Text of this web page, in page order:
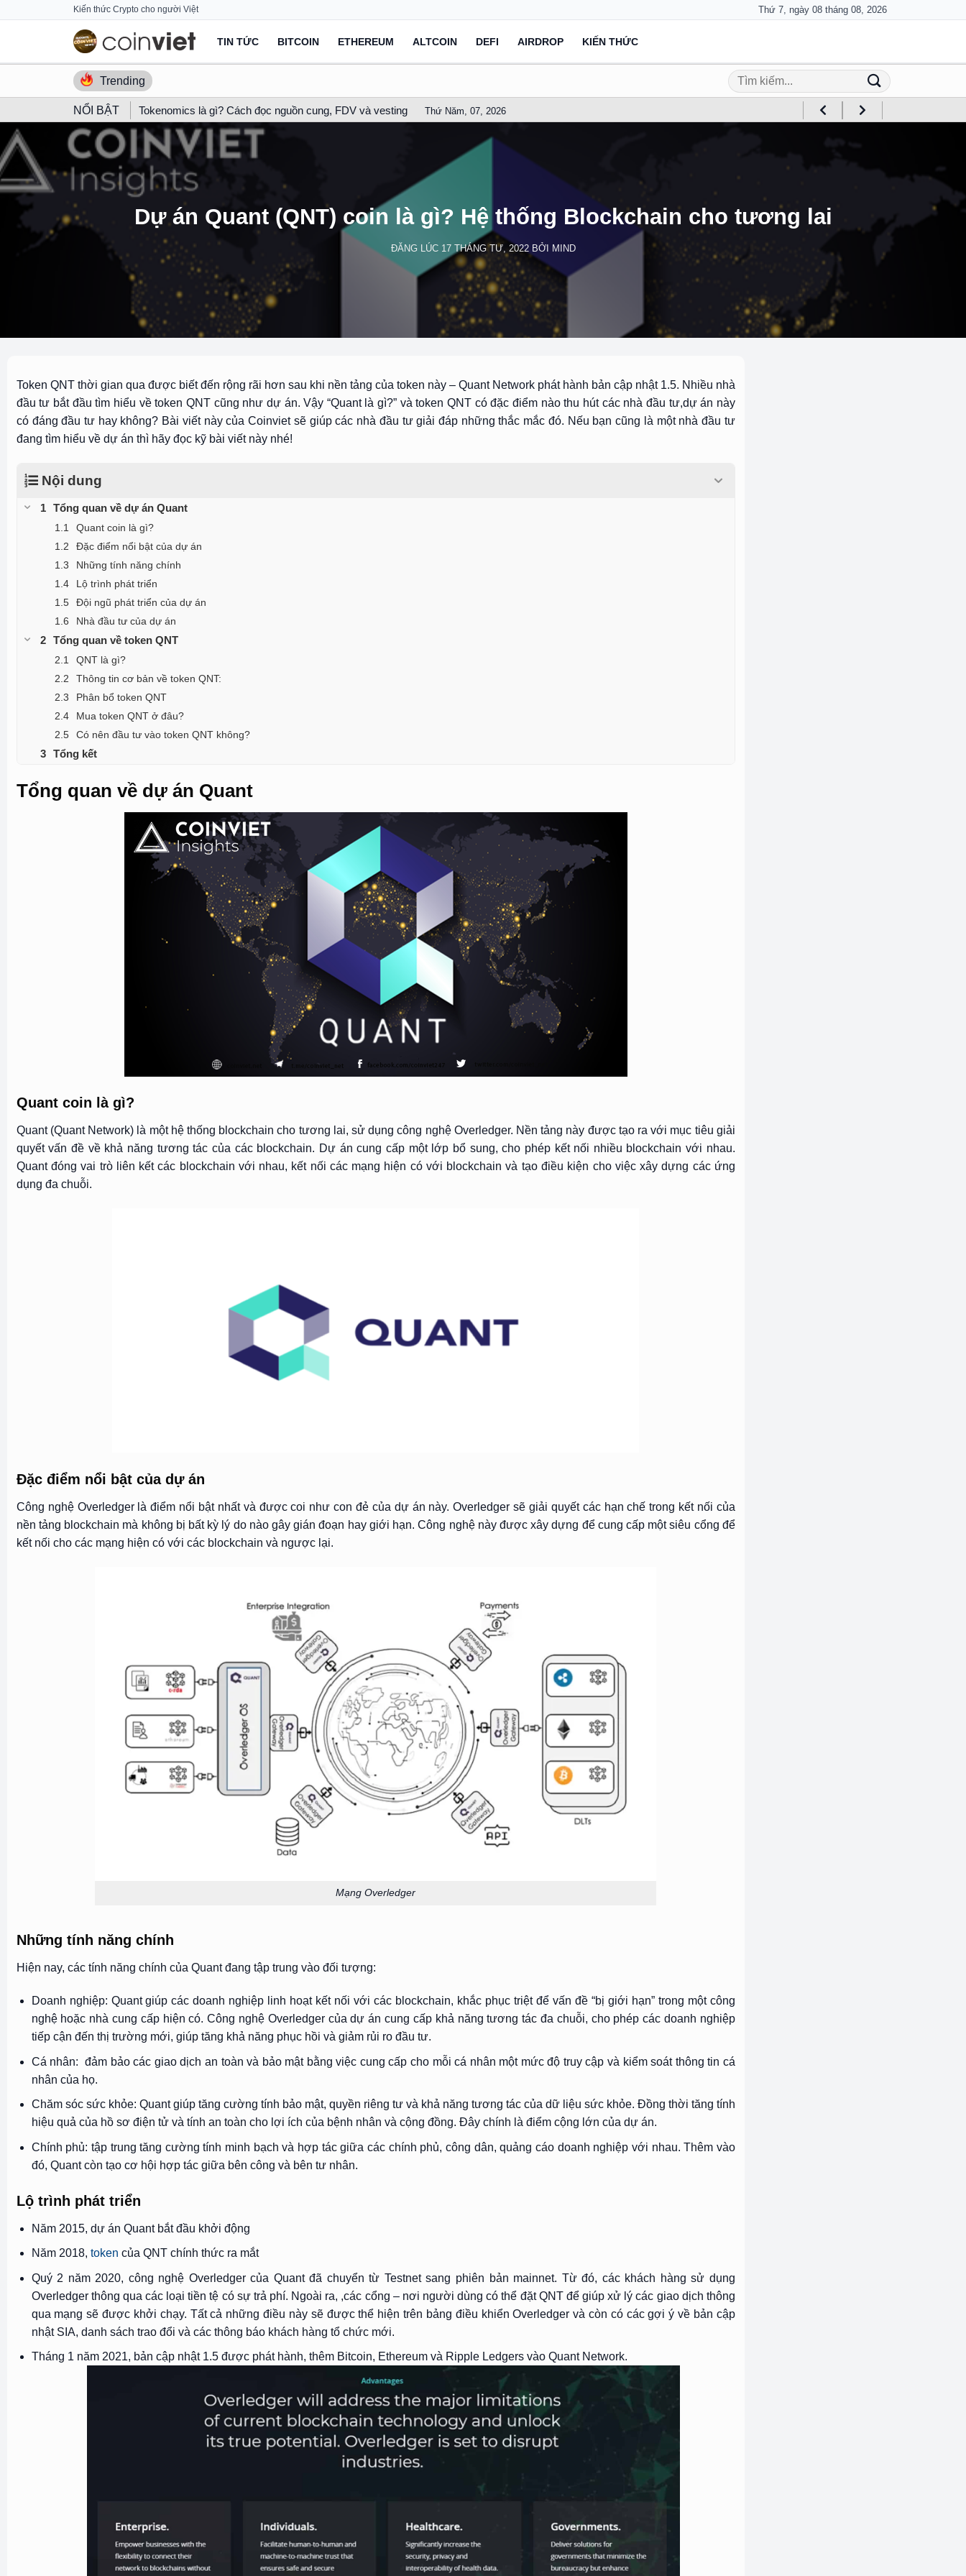
Kiến thức Crypto cho người Việt Thứ 7, ngày 08 tháng 08, 2026
TIN TỨC BITCOIN ETHEREUM ALTCOIN DEFI AIRDROP KIẾN THỨC
Trending
NỔI BẬT Tokenomics là gì? Cách đọc nguồn cung, FDV và vesting Thứ Năm, 07, 2026
Dự án Quant (QNT) coin là gì? Hệ thống Blockchain cho tương lai
ĐĂNG LÚC 17 THÁNG TƯ, 2022BỞI MIND
Token QNT thời gian qua được biết đến rộng rãi hơn sau khi nền tảng của token này – Quant Network phát hành bản cập nhật 1.5. Nhiều nhà
đầu tư bắt đầu tìm hiểu về token QNT cũng như dự án. Vậy “Quant là gì?” và token QNT có đặc điểm nào thu hút các nhà đầu tư,dự án này
có đáng đầu tư hay không? Bài viết này của Coinviet sẽ giúp các nhà đầu tư giải đáp những thắc mắc đó. Nếu bạn cũng là một nhà đầu tư
đang tìm hiểu về dự án thì hãy đọc kỹ bài viết này nhé!
Nội dung
Tổng quan về dự án Quant
Quant coin là gì?
Đặc điểm nổi bật của dự án
Những tính năng chính
Lộ trình phát triển
Đội ngũ phát triển của dự án
Nhà đầu tư của dự án
Tổng quan về token QNT
QNT là gì?
Thông tin cơ bản về token QNT:
Phân bổ token QNT
Mua token QNT ở đâu?
Có nên đầu tư vào token QNT không?
Tổng kết
Tổng quan về dự án Quant
Quant coin là gì?
Quant (Quant Network) là một hệ thống blockchain cho tương lai, sử dụng công nghệ Overledger. Nền tảng này được tạo ra với mục tiêu giải
quyết vấn đề về khả năng tương tác của các blockchain. Dự án cung cấp một lớp bổ sung, cho phép kết nối nhiều blockchain với nhau.
Quant đóng vai trò liên kết các blockchain với nhau, kết nối các mạng hiện có với blockchain và tạo điều kiện cho việc xây dựng các ứng
dụng đa chuỗi.
Đặc điểm nổi bật của dự án
Công nghệ Overledger là điểm nổi bật nhất và được coi như con đẻ của dự án này. Overledger sẽ giải quyết các hạn chế trong kết nối của
nền tảng blockchain mà không bị bất kỳ lý do nào gây gián đoạn hay giới hạn. Công nghệ này được xây dựng để cung cấp một siêu cổng để
kết nối cho các mạng hiện có với các blockchain và ngược lại.
Mạng Overledger
Những tính năng chính
Hiện nay, các tính năng chính của Quant đang tập trung vào đối tượng:
Doanh nghiệp: Quant giúp các doanh nghiệp linh hoạt kết nối với các blockchain, khắc phục triệt để vấn đề “bị giới hạn” trong một công
nghệ hoặc nhà cung cấp hiện có. Công nghệ Overledger của dự án cung cấp khả năng tương tác đa chuỗi, cho phép các doanh nghiệp
tiếp cận đến thị trường mới, giúp tăng khả năng phục hồi và giảm rủi ro đầu tư.
Cá nhân: đảm bảo các giao dịch an toàn và bảo mật bằng việc cung cấp cho mỗi cá nhân một mức độ truy cập và kiểm soát thông tin cá
nhân của họ.
Chăm sóc sức khỏe: Quant giúp tăng cường tính bảo mật, quyền riêng tư và khả năng tương tác của dữ liệu sức khỏe. Đồng thời tăng tính
hiệu quả của hồ sơ điện tử và tính an toàn cho lợi ích của bệnh nhân và cộng đồng. Đây chính là điểm cộng lớn của dự án.
Chính phủ: tập trung tăng cường tính minh bạch và hợp tác giữa các chính phủ, công dân, quảng cáo doanh nghiệp với nhau. Thêm vào
đó, Quant còn tạo cơ hội hợp tác giữa bên công và bên tư nhân.
Lộ trình phát triển
Năm 2015, dự án Quant bắt đầu khởi động
Năm 2018, token của QNT chính thức ra mắt
Quý 2 năm 2020, công nghệ Overledger của Quant đã chuyển từ Testnet sang phiên bản mainnet. Từ đó, các khách hàng sử dụng
Overledger thông qua các loại tiền tệ có sự trả phí. Ngoài ra, ,các cổng – nơi người dùng có thể đặt QNT để giúp xử lý các giao dịch thông
qua mạng sẽ được khởi chạy. Tất cả những điều này sẽ được thể hiện trên bảng điều khiển Overledger và còn có các gợi ý về bản cập
nhật SIA, danh sách trao đổi và các thông báo khách hàng tổ chức mới.
Tháng 1 năm 2021, bản cập nhật 1.5 được phát hành, thêm Bitcoin, Ethereum và Ripple Ledgers vào Quant Network.